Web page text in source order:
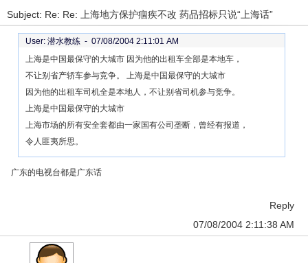
Subject: Re: Re: 上海地方保护痼疾不改 药品招标只说“上海话”
User: 潜水教练 - 07/08/2004 2:11:01 AM
上海是中国最保守的大城市 因为他的出租车全部是本地车，
不让别省产轿车参与竞争。 上海是中国最保守的大城市
因为他的出租车司机全是本地人，不让别省司机参与竞争。
上海是中国最保守的大城市
上海市场的所有安全套都由一家国有公司垄断，曾经有报道，
令人匪夷所思。
广东的电视台都是广东话
Reply
07/08/2004 2:11:38 AM